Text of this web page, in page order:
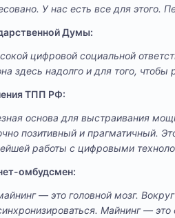
У нас есть все для этого.
Думы:
цифровой социальной
здесь надолго и для того, чтобы
ТПП РФ:
основа для выстраивания
позитивный и прагматичный.
работы с цифровыми
омбудсмен:
— это головной мозг. Вокруг
Майнинг —